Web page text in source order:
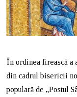
În ordinea firească a
din cadrul bisericii
populară de „Postul